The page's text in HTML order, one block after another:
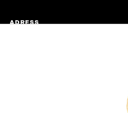
ADRESS